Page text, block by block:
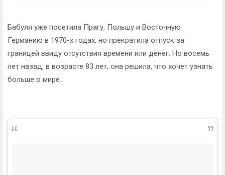
Бабуля уже посетила Прагу, Польшу и Восточную
Германию в 1970-х годах, но прекратила отпуск за
границей ввиду отсутствия времени или денег. Но восемь
лет назад, в возрасте 83 лет, она решила, что хочет узнать
больше о мире.